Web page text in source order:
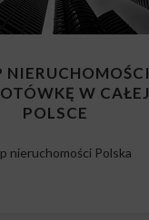
NIERUCHOMOŚCI
W CAŁEJ
POLSCE
nieruchomości Polska